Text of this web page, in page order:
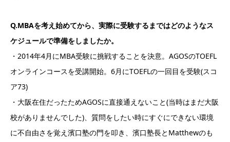
Q.MBAを考え始めてから、実際に受験するまではどのようなス
ケジュールで準備をしましたか。
・2014年4月にMBA受験に挑戦することを決意。AGOSのTOEFL
オンラインコースを受講開始。6月にTOEFLの一回目を受験(スコ
ア73)
・大阪在住だったためAGOSに直接通えないこと(当時はまだ大阪
校がありませんでした)、質問をしたい時にすぐにできない環境
に不自由さを覚え濱口塾の門を叩き、濱口塾長とMatthewのも